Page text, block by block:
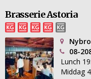
Brasserie Astoria
08-
Lunch
Middag